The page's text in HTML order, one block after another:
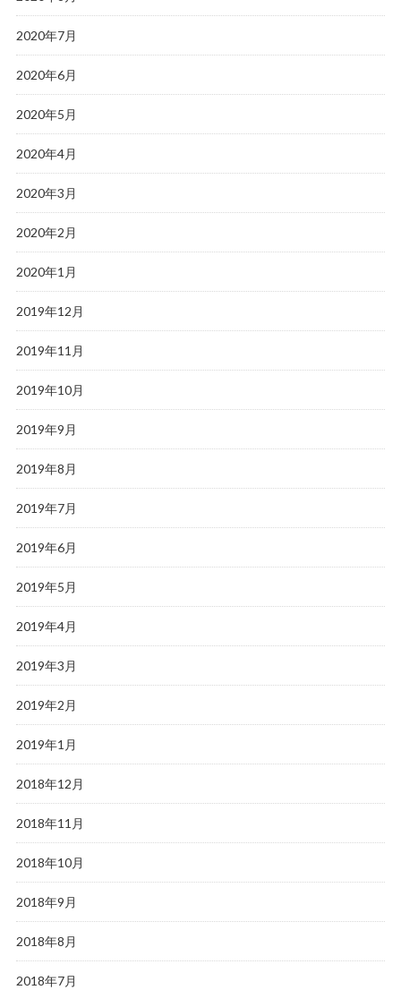
2020年7月
2020年6月
2020年5月
2020年4月
2020年3月
2020年2月
2020年1月
2019年12月
2019年11月
2019年10月
2019年9月
2019年8月
2019年7月
2019年6月
2019年5月
2019年4月
2019年3月
2019年2月
2019年1月
2018年12月
2018年11月
2018年10月
2018年9月
2018年8月
2018年7月